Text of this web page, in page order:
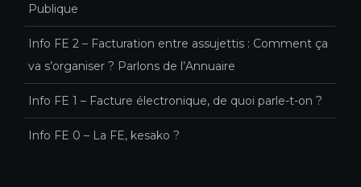
Publique
Info FE 2 – Facturation entre assujettis : Comment ça
va s’organiser ? Parlons de l’Annuaire
Info FE 1 – Facture électronique, de quoi parle-t-on ?
Info FE 0 – La FE, kesako ?